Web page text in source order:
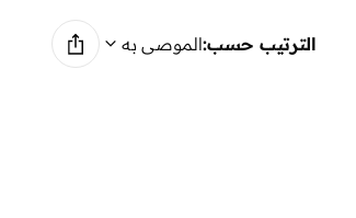
الترتيب حسب:الموصى به